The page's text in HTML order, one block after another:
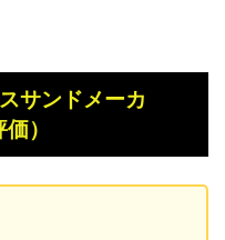
サンドメーカ
）